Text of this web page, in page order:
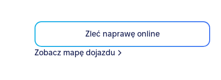
Zleć naprawę online
Zobacz mapę dojazdu